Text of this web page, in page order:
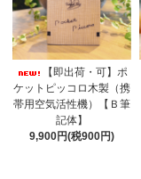
【即出荷・可】ポ
ケットピッコロ木製（携
帯用空気活性機）【Ｂ筆
記体】
9,900円(税900円)